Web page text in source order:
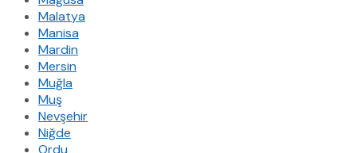
Malatya
Manisa
Mardin
Mersin
Muğla
Muş
Nevşehir
Niğde
Ordu